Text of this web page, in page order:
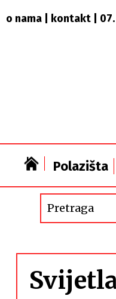
o nama kontakt |
Polazišta